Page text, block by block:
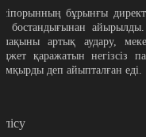
бұрынғы
бостандығынан
артық аудару,
қаражатын негізсіз
деп айыпталған еді.